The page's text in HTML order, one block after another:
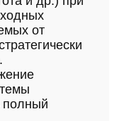
от
полный